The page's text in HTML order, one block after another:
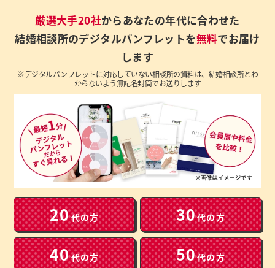
厳選大手20社からあなたの年代に合わせた
結婚相談所のデジタルパンフレットを無料でお届け
します
※デジタルパンフレットに対応していない相談所の資料は、結婚相談所とわ
からないよう無記名封筒でお送りします
20代の方 30代の方
40代の方 50代の方